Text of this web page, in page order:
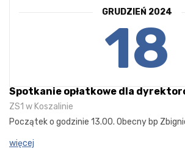
GRUDZIEŃ 2024
18
Spotkanie opłatkowe dla
ZS1 w Koszalinie
Początek o godzinie 13.00. Obecny bp
więcej